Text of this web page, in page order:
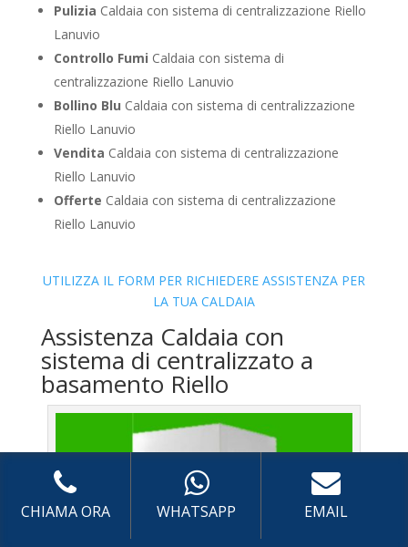
Pulizia Caldaia con sistema di centralizzazione Riello
Lanuvio
Controllo Fumi Caldaia con sistema di
centralizzazione Riello Lanuvio
Bollino Blu Caldaia con sistema di centralizzazione
Riello Lanuvio
Vendita Caldaia con sistema di centralizzazione
Riello Lanuvio
Offerte Caldaia con sistema di centralizzazione
Riello Lanuvio
UTILIZZA IL FORM PER RICHIEDERE ASSISTENZA PER
LA TUA CALDAIA
Assistenza Caldaia con
sistema di centralizzato a
basamento Riello
CHIAMA ORA WHATSAPP EMAIL